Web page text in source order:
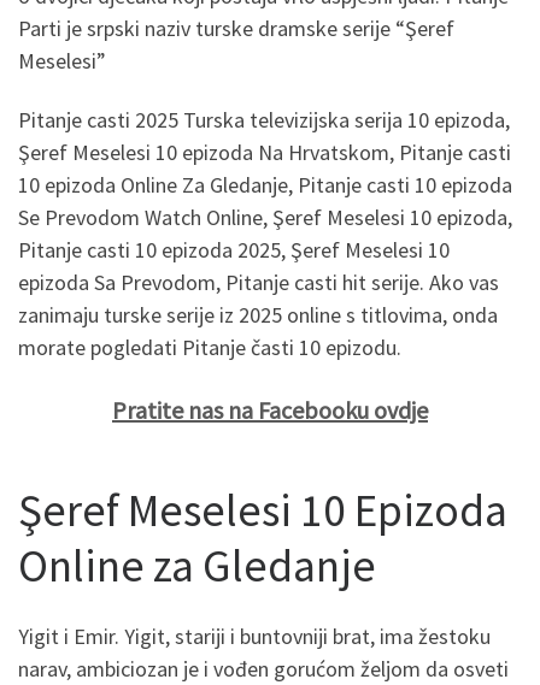
Parti je srpski naziv turske dramske serije “Şeref
Meselesi”
Pitanje casti 2025 Turska televizijska serija 10 epizoda,
Şeref Meselesi 10 epizoda Na Hrvatskom, Pitanje casti
10 epizoda Online Za Gledanje, Pitanje casti 10 epizoda
Se Prevodom Watch Online, Şeref Meselesi 10 epizoda,
Pitanje casti 10 epizoda 2025, Şeref Meselesi 10
epizoda Sa Prevodom, Pitanje casti hit serije. Ako vas
zanimaju turske serije iz 2025 online s titlovima, onda
morate pogledati Pitanje časti 10 epizodu.
Pratite nas na Facebooku ovdje
Şeref Meselesi 10 Epizoda
Online za Gledanje
Yigit i Emir. Yigit, stariji i buntovniji brat, ima žestoku
narav, ambiciozan je i vođen gorućom željom da osveti